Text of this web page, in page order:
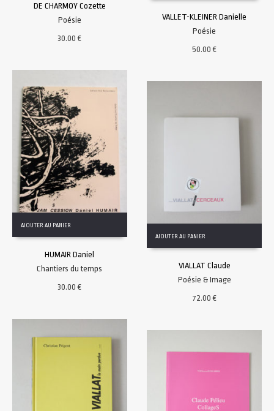
DE CHARMOY Cozette
Poésie
30.00€
VALLET-KLEINER Danielle
Poésie
50.00€
AJOUTER AU PANIER
HUMAIR Daniel
Chantiers du temps
30.00€
AJOUTER AU PANIER
VIALLAT Claude
Poésie & Image
72.00€